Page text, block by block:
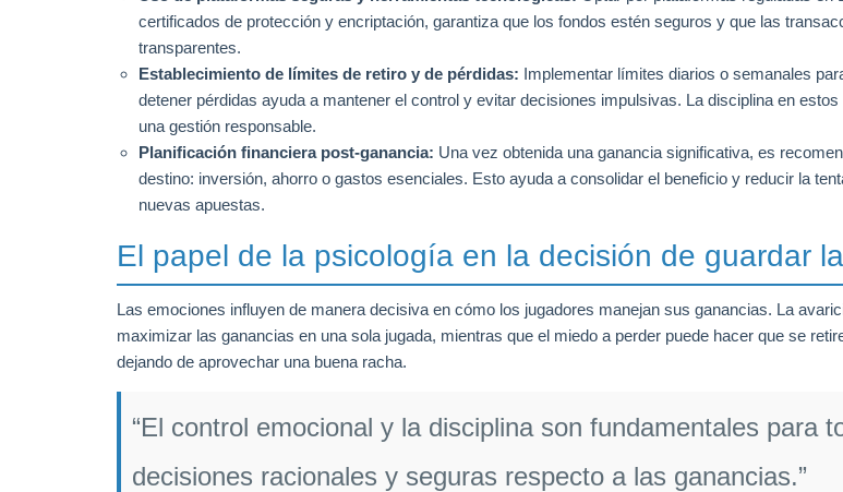
certificados de protección y encriptación, garantiza que los fondos estén seguros y que las
transparentes.
Establecimiento de límites de retiro y de pérdidas: Implementar límites diarios o semanales
detener pérdidas ayuda a mantener el control y evitar decisiones impulsivas. La disciplina en
una gestión responsable.
Planificación financiera post-ganancia: Una vez obtenida una ganancia significativa, es
destino: inversión, ahorro o gastos esenciales. Esto ayuda a consolidar el beneficio y reducir la
nuevas apuestas.
El papel de la psicología en la decisión de guardar
Las emociones influyen de manera decisiva en cómo los jugadores manejan sus ganancias. La
maximizar las ganancias en una sola jugada, mientras que el miedo a perder puede hacer que se
dejando de aprovechar una buena racha.
“El control emocional y la disciplina son fundamentales para
decisiones racionales y seguras respecto a las ganancias.”